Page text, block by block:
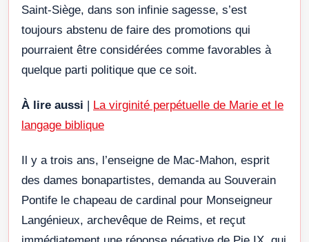
Saint-Siège, dans son infinie sagesse, s’est
toujours abstenu de faire des promotions qui
pourraient être considérées comme favorables à
quelque parti politique que ce soit.
À lire aussi | La virginité perpétuelle de Marie et le
langage biblique
Il y a trois ans, l’enseigne de Mac-Mahon, esprit
des dames bonapartistes, demanda au Souverain
Pontife le chapeau de cardinal pour Monseigneur
Langénieux, archevêque de Reims, et reçut